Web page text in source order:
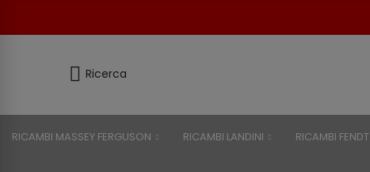
Ricerca
RICAMBI MASSEY FERGUSON RICAMBI LANDINI RICAMBI FENDT